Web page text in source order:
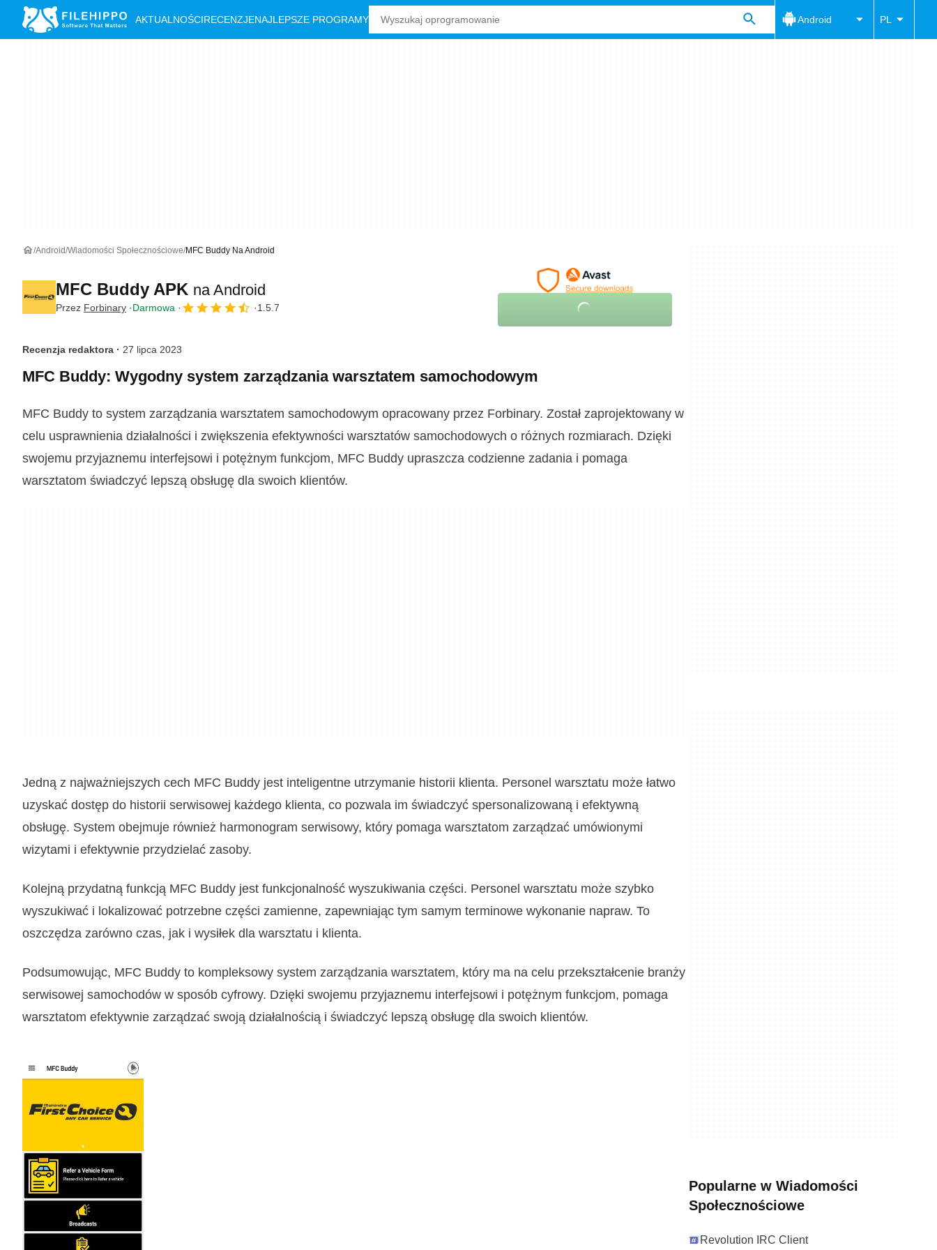
AKTUALNOŚCIRECENZJENAJLEPSZE PROGRAMY Android PL
Android Wiadomości Społecznościowe MFC Buddy Na Android
MFC Buddy APK na Android
Przez Forbinary Darmowa 1.5.7
Recenzja redaktora · 27 lipca 2023
MFC Buddy: Wygodny system zarządzania warsztatem samochodowym
MFC Buddy to system zarządzania warsztatem samochodowym opracowany przez Forbinary. Został zaprojektowany w
celu usprawnienia działalności i zwiększenia efektywności warsztatów samochodowych o różnych rozmiarach. Dzięki
swojemu przyjaznemu interfejsowi i potężnym funkcjom, MFC Buddy upraszcza codzienne zadania i pomaga
warsztatom świadczyć lepszą obsługę dla swoich klientów.
Jedną z najważniejszych cech MFC Buddy jest inteligentne utrzymanie historii klienta. Personel warsztatu może łatwo
uzyskać dostęp do historii serwisowej każdego klienta, co pozwala im świadczyć spersonalizowaną i efektywną
obsługę. System obejmuje również harmonogram serwisowy, który pomaga warsztatom zarządzać umówionymi
wizytami i efektywnie przydzielać zasoby.
Kolejną przydatną funkcją MFC Buddy jest funkcjonalność wyszukiwania części. Personel warsztatu może szybko
wyszukiwać i lokalizować potrzebne części zamienne, zapewniając tym samym terminowe wykonanie napraw. To
oszczędza zarówno czas, jak i wysiłek dla warsztatu i klienta.
Podsumowując, MFC Buddy to kompleksowy system zarządzania warsztatem, który ma na celu przekształcenie branży
serwisowej samochodów w sposób cyfrowy. Dzięki swojemu przyjaznemu interfejsowi i potężnym funkcjom, pomaga
warsztatom efektywnie zarządzać swoją działalnością i świadczyć lepszą obsługę dla swoich klientów.
Popularne w Wiadomości
Społecznościowe
Revolution IRC Client